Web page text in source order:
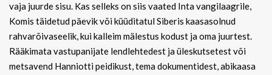
vaja juurde sisu. Kas selleks on siis vaated Inta vangilaagrile,
Komis täidetud päevik või küüditatul Siberis kaasasolnud
rahvarõivaseelik, kui kalleim mälestus kodust ja oma juurtest.
Rääkimata vastupanijate lendlehtedest ja üleskutsetest või
metsavend Hanniotti peidikust, tema dokumentidest, abikaasa